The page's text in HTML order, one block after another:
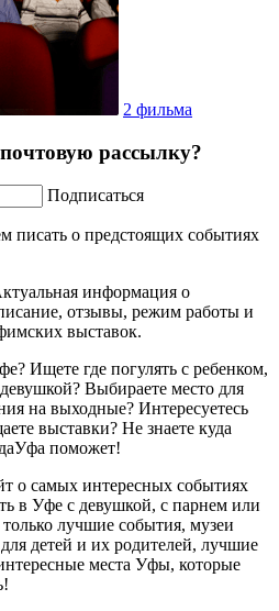
2 фильма
рассылку?
Подписаться
писать о предстоящих событиях
информация о
отзывы, режим работы и
выставок.
Ищете где погулять с ребенком,
Выбираете место для
на выходные? Интересуетесь
выставки? Не знаете куда
поможет!
о самых интересных событиях
в Уфе с девушкой, с парнем или
лучшие события, музеи
детей и их родителей, лучшие
места Уфы, которые